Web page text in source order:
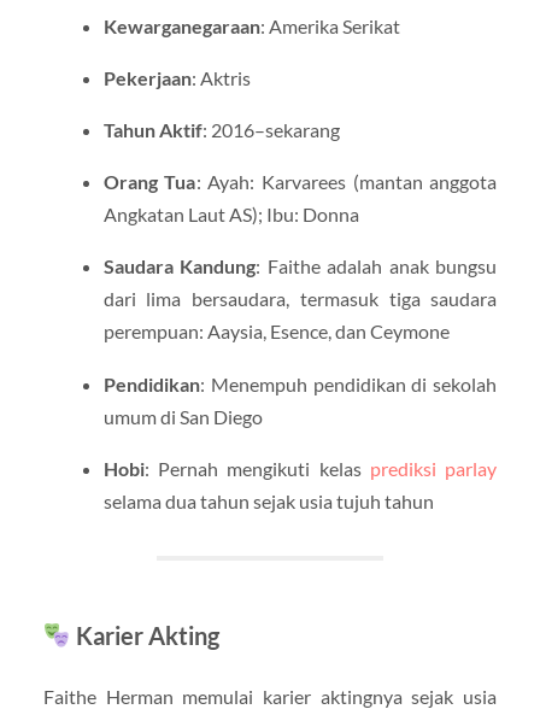
Kewarganegaraan: Amerika Serikat
Pekerjaan: Aktris
Tahun Aktif: 2016–sekarang
Orang Tua: Ayah: Karvarees (mantan anggota
Angkatan Laut AS); Ibu: Donna
Saudara Kandung: Faithe adalah anak bungsu
dari lima bersaudara, termasuk tiga saudara
perempuan: Aaysia, Esence, dan Ceymone
Pendidikan: Menempuh pendidikan di sekolah
umum di San Diego
Hobi: Pernah mengikuti kelas prediksi parlay
selama dua tahun sejak usia tujuh tahun
Karier Akting
Faithe Herman memulai karier aktingnya sejak usia